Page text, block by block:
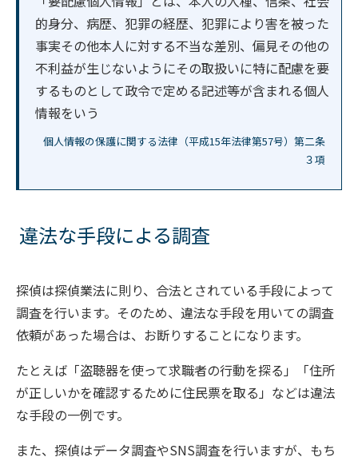
的身分、病歴、犯罪の経歴、犯罪により害を被った
事実その他本人に対する不当な差別、偏見その他の
不利益が生じないようにその取扱いに特に配慮を要
するものとして政令で定める記述等が含まれる個人
情報をいう
個人情報の保護に関する法律（平成15年法律第57号）第二条
３項
違法な手段による調査
探偵は探偵業法に則り、合法とされている手段によって
調査を行います。そのため、違法な手段を用いての調査
依頼があった場合は、お断りすることになります。
たとえば「盗聴器を使って求職者の行動を探る」「住所
が正しいかを確認するために住民票を取る」などは違法
な手段の一例です。
また、探偵はデータ調査やSNS調査を行いますが、もち